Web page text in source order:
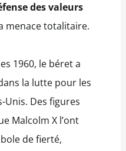
des valeurs
menace totalitaire.
1960, le béret a
la lutte pour les
Unis. Des figures
Malcolm X l’ont
de fierté,